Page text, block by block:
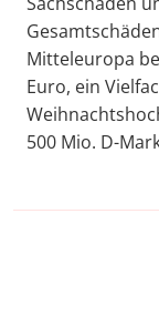
Mitteleuropa
Euro, ein
500 Mio. D-